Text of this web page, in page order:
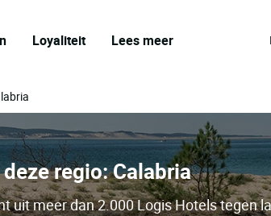
Loyaliteit Lees meer
regio: Calabria
uit meer dan 2.000 Logis Hotels tegen